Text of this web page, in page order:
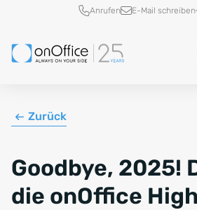
Schnellzugriff
Anrufen E-Mail schreiben
Zurück
Goodbye, 2025!
die onOffice